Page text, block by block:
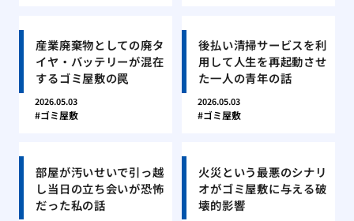
産業廃棄物としての廃タ
イヤ・バッテリーが混在
するゴミ屋敷の罠
2026.05.03
ゴミ屋敷
後払い清掃サービスを利
用して人生を再起動させ
た一人の青年の話
2026.05.03
ゴミ屋敷
部屋が汚いせいで引っ越
し当日の立ち会いが恐怖
だった私の話
火災という最悪のシナリ
オがゴミ屋敷に与える破
壊的影響